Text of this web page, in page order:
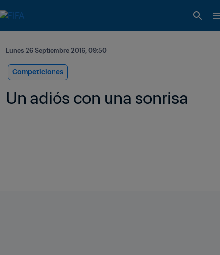
Lunes 26 Septiembre 2016, 09:50
Competiciones
Un adiós con una sonrisa